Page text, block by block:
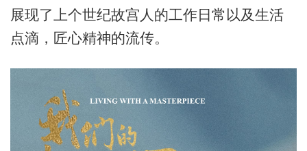
展现了上个世纪故宫人的工作日常以及生活
点滴，匠心精神的流传。